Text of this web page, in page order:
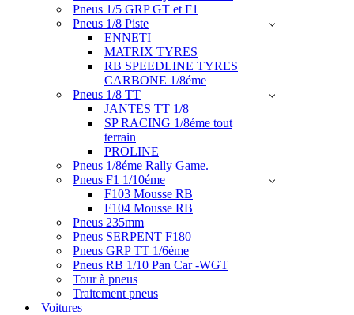
Pneus 1/5 GRP GT et F1
Pneus 1/8 Piste
ENNETI
MATRIX TYRES
RB SPEEDLINE TYRES
CARBONE 1/8éme
Pneus 1/8 TT
JANTES TT 1/8
SP RACING 1/8éme tout
terrain
PROLINE
Pneus 1/8éme Rally Game.
Pneus F1 1/10éme
F103 Mousse RB
F104 Mousse RB
Pneus 235mm
Pneus SERPENT F180
Pneus GRP TT 1/6éme
Pneus RB 1/10 Pan Car -WGT
Tour à pneus
Traitement pneus
Voitures